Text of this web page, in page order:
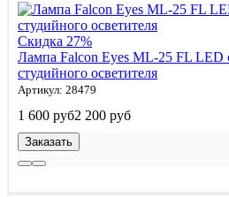
Скидка 27%
Лампа Falcon Eyes ML-25 FL LED
студийного осветителя
Артикул: 28479
1 600 руб2 200 руб
Заказать